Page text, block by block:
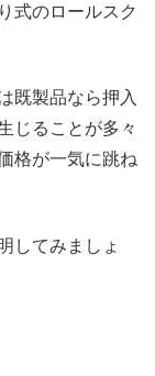
式のロールスク
既製品なら押入
じることが多々
格が一気に跳ね
してみましょ